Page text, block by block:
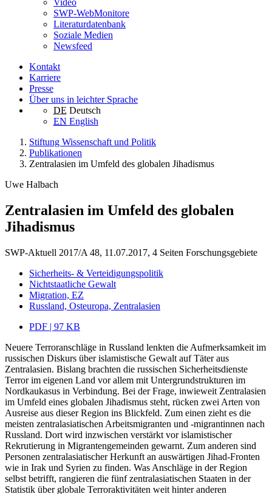
Video
SWP-WebMonitore
Literaturdatenbank
Soziale Medien
Newsfeed
Kontakt
Karriere
Presse
Über uns in leichter Sprache
DE Deutsch
EN English
Stiftung Wissenschaft und Politik
Publikationen
Zentralasien im Umfeld des globalen Jihadismus
Uwe Halbach
Zentralasien im Umfeld des globalen
Jihadismus
SWP-Aktuell 2017/A 48, 11.07.2017, 4 Seiten Forschungsgebiete
Sicherheits- & Verteidigungspolitik
Nichtstaatliche Gewalt
Migration, EZ
Russland, Osteuropa, Zentralasien
PDF | 97 KB
Neuere Terroranschläge in Russland lenkten die Aufmerksamkeit im
russischen Diskurs über islamistische Gewalt auf Täter aus
Zentralasien. Bislang brachten die russischen Sicherheitsdienste
Terror im eigenen Land vor allem mit Untergrundstrukturen im
Nordkaukasus in Verbindung. Bei der Frage, inwieweit Zentralasien
im Umfeld eines globalen Jihadismus steht, rücken zwei Arten von
Ausreise aus dieser Region ins Blickfeld. Zum einen zieht es die
meisten zentralasiatischen Arbeitsmigranten und -migrantinnen nach
Russland. Dort wird inzwischen verstärkt vor islamistischer
Rekrutierung in Migrantengemeinden gewarnt. Zum anderen sind
Personen zentralasiatischer Herkunft an auswärtigen Jihad-Fronten
wie in Irak und Syrien zu finden. Was Anschläge in der Region
selbst betrifft, rangieren die fünf zentralasiatischen Staaten in der
Statistik über globale Terroraktivitäten weit hinter anderen